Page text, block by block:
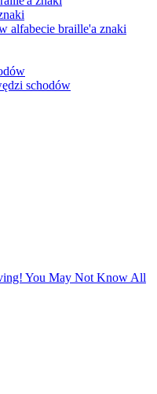
alfabecie braille'a znaki
schodów
You May Not Know All